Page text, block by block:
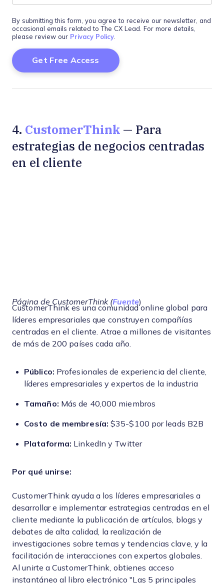
By submitting this form, you agree to receive our newsletter, and
occasional emails related to The CX Lead. For more details,
please review our Privacy Policy.
4. CustomerThink — Para
estrategias de negocios centradas
en el cliente
Página de CustomerThink (Fuente)
CustomerThink es una comunidad online global para
líderes empresariales que construyen compañías
centradas en el cliente. Atrae a millones de visitantes
de más de 200 países cada año.
Público: Profesionales de experiencia del cliente,
líderes empresariales y expertos de la industria
Tamaño: Más de 40,000 miembros
Costo de membresía: $35-$100 por leads B2B
Plataforma: LinkedIn y Twitter
Por qué unirse:
CustomerThink ayuda a los líderes empresariales a
desarrollar e implementar estrategias centradas en el
cliente mediante la publicación de artículos, blogs y
debates de alta calidad, la realización de
investigaciones sobre temas y tendencias clave, y la
facilitación de interacciones con expertos globales.
Al unirte a CustomerThink, obtienes acceso
instantáneo al libro electrónico "Las 5 principales